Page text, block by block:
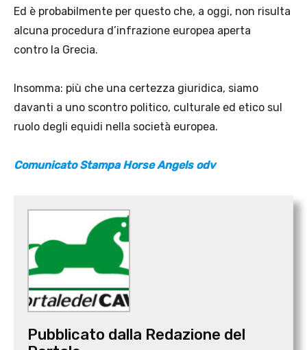
Ed è probabilmente per questo che, a oggi, non risulta
alcuna procedura d’infrazione europea aperta
contro la Grecia.
Insomma: più che una certezza giuridica, siamo
davanti a uno scontro politico, culturale ed etico sul
ruolo degli equidi nella società europea.
Comunicato Stampa Horse Angels odv
Pubblicato dalla Redazione del